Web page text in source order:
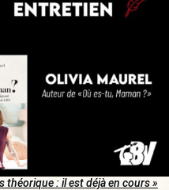
théorique : il est déjà en cours »